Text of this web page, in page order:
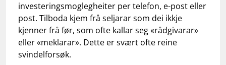
investeringsmoglegheiter per telefon, e-post eller
post. Tilboda kjem frå seljarar som dei ikkje
kjenner frå før, som ofte kallar seg «rådgivarar»
eller «meklarar». Dette er svært ofte reine
svindelforsøk.